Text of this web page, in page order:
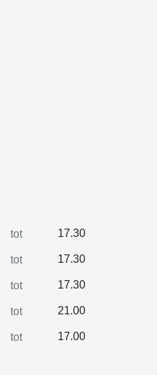
tot 17.30
tot 17.30
tot 17.30
tot 21.00
tot 17.00